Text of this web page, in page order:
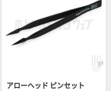
アローヘッド ピンセット